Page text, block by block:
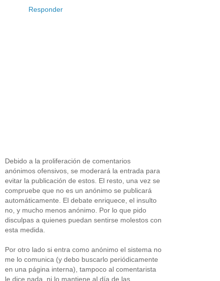
Responder
Debido a la proliferación de comentarios
anónimos ofensivos, se moderará la entrada para
evitar la publicación de estos. El resto, una vez se
compruebe que no es un anónimo se publicará
automáticamente. El debate enriquece, el insulto
no, y mucho menos anónimo. Por lo que pido
disculpas a quienes puedan sentirse molestos con
esta medida.
Por otro lado si entra como anónimo el sistema no
me lo comunica (y debo buscarlo periódicamente
en una página interna), tampoco al comentarista
le dice nada, ni lo mantiene al día de las